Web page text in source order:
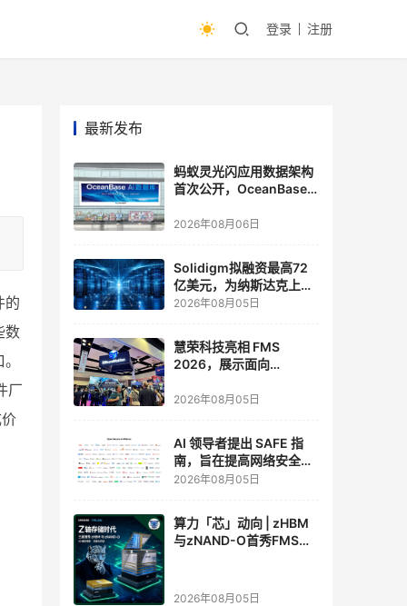
登录 注册
的
数
厂
最新发布
蚂蚁灵光闪应用数据架构
首次公开，OceanBase
2026年08月06日
Solidigm拟融资最高72
亿美元，为纳斯达克上市
做准备
2026年08月05日
慧荣科技亮相 FMS
2026，展示面向
存储方案
2026年08月05日
AI 领导者提出 SAFE 指
南，旨在提高网络安全透
明度
2026年08月05日
算力「芯」动向 | zHBM
与zNAND-O首秀FMS
个维度，z轴算盘的魅力
2026年08月05日